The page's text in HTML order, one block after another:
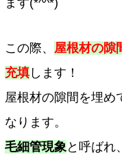
この際、 屋根材の隙
充填します！
屋根材の隙間を埋め
なります。
毛細管現象 と呼ばれ、